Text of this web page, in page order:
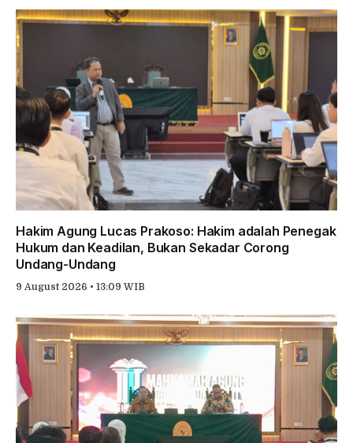
Hakim Agung Lucas Prakoso: Hakim adalah Penegak
Hukum dan Keadilan, Bukan Sekadar Corong
Undang-Undang
9 August 2026 • 13:09 WIB